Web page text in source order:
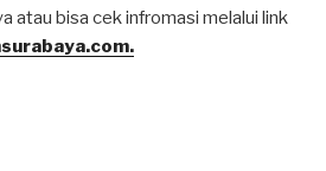
atau bisa cek infromasi melalui link